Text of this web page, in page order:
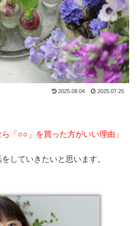
2025.08.04 2025.07.25
ら「○○」を買った方がいい理由」
していきたいと思います。